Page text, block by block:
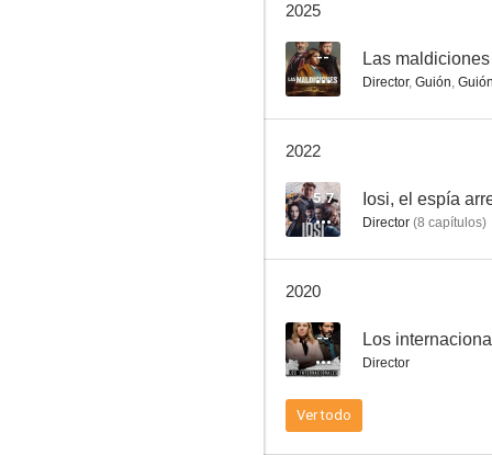
2025
-- Las maldiciones
Director, Guión,
2022
5.7 Iosi, el espía
Director (8 capítulos)
2020
-- Los
Director
Ver todo